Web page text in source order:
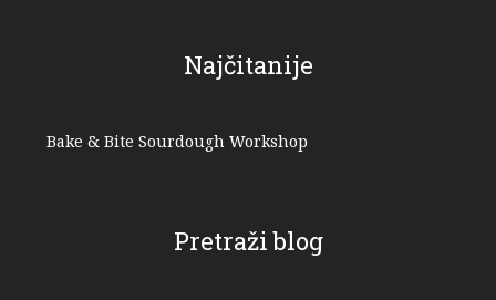
Najčitanije
Bake & Bite Sourdough Workshop
Pretraži blog